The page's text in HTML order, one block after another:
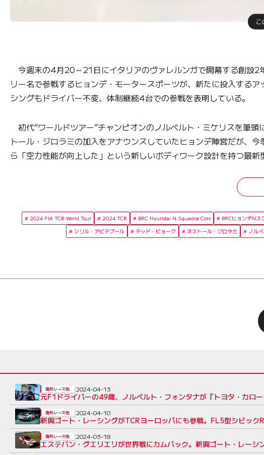
こ
今週末の4月20～21日にイタリアのヴァレルンガで開幕する創設2
リー名で参戦するヒョンデ・モータースポーツが、新たに投入する
シングもドライバー不変、体制継続4台での参戦を表明している。
初代“ワールドツアー”チャンピオンのノルベルト・ミケリスを筆
トール・ジロラミの加入をアナウンスしていたヒョンデ陣営だが、
ら「空力性能が向上した」という新しいボディワーク設計を持つ最新
2024 FIA TCR World Tour 2024 TCR BRC Hyundai N Squadra Cors BRCヒョンデNス
シリル・アビテブール
テッド・ビョーク ネストール・ジロラミ ノル
元F1ドライバーの49歳、ノルベルト・フォンタナが『トヨタ・カロ
海外レース他 2024-04-13
新興ゴート・レーシングがTCRヨーロッパにも参戦。FL5型シビック
海外レース他 2024-04-10
エステバン・グエリエリが世界戦にカムバック。新興ゴート・レー
海外レース他 2024-03-18